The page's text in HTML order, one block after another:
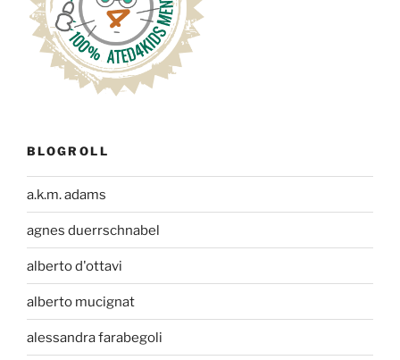
BLOGROLL
a.k.m. adams
agnes duerrschnabel
alberto d'ottavi
alberto mucignat
alessandra farabegoli